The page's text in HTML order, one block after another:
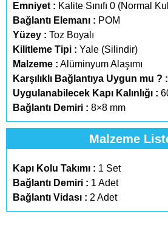
Emniyet : Kalite Sınıfı 0 (Normal
Bağlantı Elemanı : POM
Yüzey : Toz Boyalı
Kilitleme Tipi : Yale (Silindir)
Malzeme : Alüminyum Alaşımı
Karşılıklı Bağlantıya Uygun mu ? :
Uygulanabilecek Kapı Kalınlığı :
Bağlantı Demiri : 8×8 mm
Malzeme
Kapı Kolu Takımı : 1 Set
Bağlantı Demiri : 1 Adet
Bağlantı Vidası : 2 Adet